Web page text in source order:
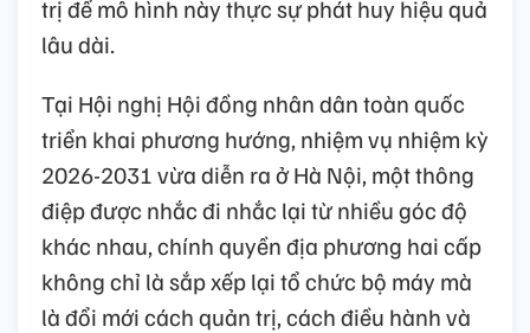
trị để mô hình này thực sự phát huy hiệu quả
lâu dài.
Tại Hội nghị Hội đồng nhân dân toàn quốc
triển khai phương hướng, nhiệm vụ nhiệm kỳ
2026-2031 vừa diễn ra ở Hà Nội, một thông
điệp được nhắc đi nhắc lại từ nhiều góc độ
khác nhau, chính quyền địa phương hai cấp
không chỉ là sắp xếp lại tổ chức bộ máy mà
là đổi mới cách quản trị, cách điều hành và